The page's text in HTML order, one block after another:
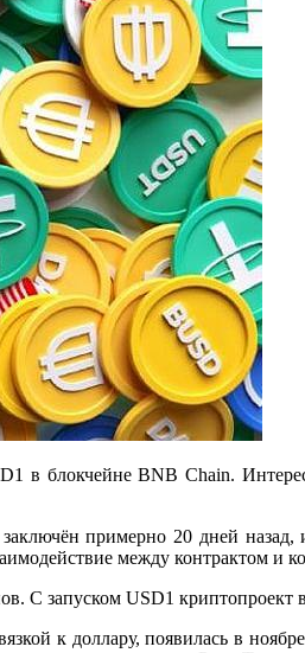
в блокчейне BNB Chain.
примерно 20 дней
между контрактом и
С запуском USD1
к доллару, появилась в